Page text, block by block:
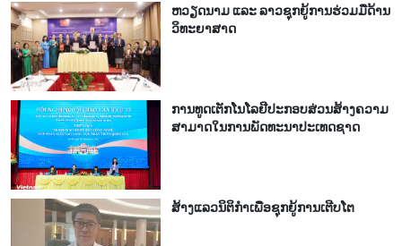
ຫວຽດ​ນາມ ແລະ ລາວ​ຊຸກ​ຍູ້​ການ​ຮ່ວມ​ມື​ດ້ານ
ວ​ິ​ທະ​ຍາ​ສາດ
ການ​ທູດ​ເຕັກ​ໂນ​ໂລ​ຢີ​ປະ​ກອບ​ສ່ວນ​ສ້າງ​ຄວາມ​
ສາ​ມາດ​ໃນ​ການ​ພັດ​ທະ​ນາ​ປະ​ເທດ​ຊາດ
ສ້າງ​ແລວ​ນິ​ຕິ​ກຳ​ເພື່ອ​ຊຸກ​ຍູ້​ການ​ເຕີບ​ໂຕ